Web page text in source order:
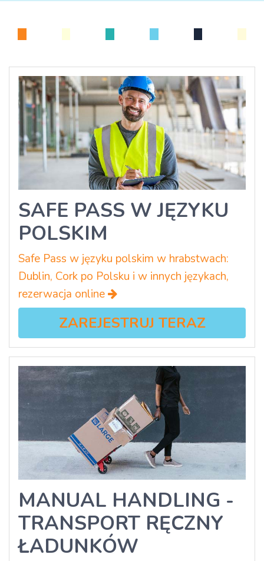
SAFE PASS W JĘZYKU
POLSKIM
Safe Pass w języku polskim w hrabstwach:
Dublin, Cork po Polsku i w innych językach,
rezerwacja online
ZAREJESTRUJ TERAZ
MANUAL HANDLING -
TRANSPORT RĘCZNY
ŁADUNKÓW